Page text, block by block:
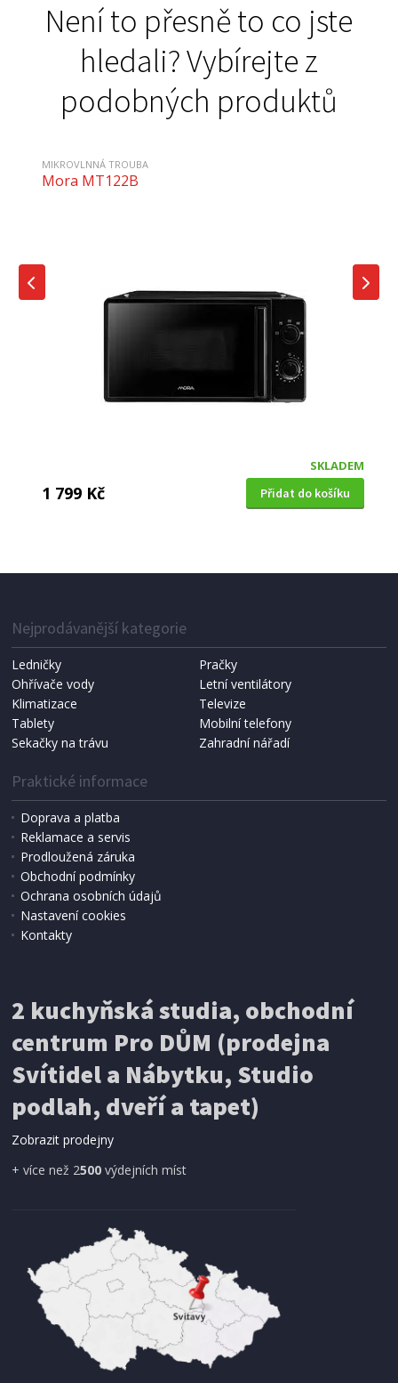
Není to přesně to co jste
hledali? Vybírejte z
podobných produktů
MIKROVLNNÁ TROUBA
Mora MT122B
SKLADEM
1 799 Kč Přidat do košíku
Gorenje MO20E1W
1 899 Kč
1 990 Kč Přidat do košíku
MIKROVLNNÁ TROUBA
Bravo B 4318
Nejprodávanější kategorie
Ledničky
Pračky
Ohřívače vody
Letní ventilátory
Klimatizace
Televize
Tablety
Mobilní telefony
Sekačky na trávu
Zahradní nářadí
Praktické informace
Doprava a platba
Reklamace a servis
Prodloužená záruka
Obchodní podmínky
Ochrana osobních údajů
Nastavení cookies
Kontakty
2 kuchyňská studia, obchodní
centrum Pro DŮM (prodejna
Svítidel a Nábytku, Studio
podlah, dveří a tapet)
Zobrazit prodejny
+ více než 2500 výdejních míst